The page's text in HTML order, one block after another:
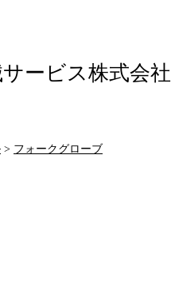
ービス株式会社
> フォークグローブ